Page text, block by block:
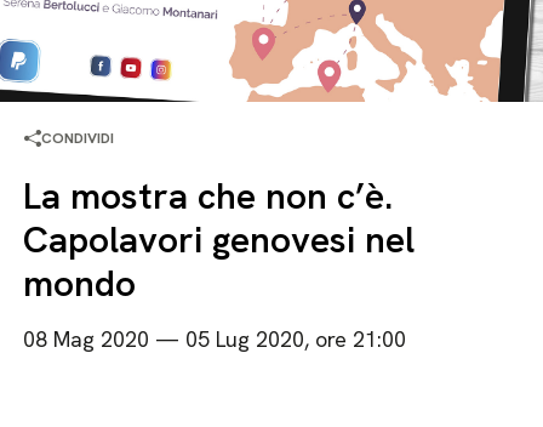
CONDIVIDI
La mostra che non c’è.
Capolavori genovesi nel
mondo
08 Mag 2020 — 05 Lug 2020, ore 21:00